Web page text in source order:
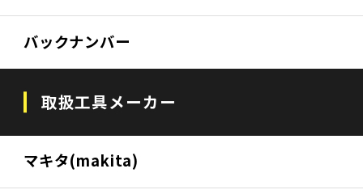
バックナンバー
取扱工具メーカー
マキタ(makita)